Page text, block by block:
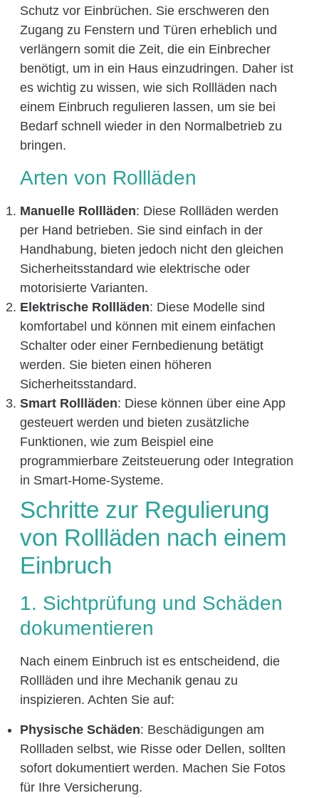
Schutz vor Einbrüchen. Sie erschweren den
Zugang zu Fenstern und Türen erheblich und
verlängern somit die Zeit, die ein Einbrecher
benötigt, um in ein Haus einzudringen. Daher ist
es wichtig zu wissen, wie sich Rollläden nach
einem Einbruch regulieren lassen, um sie bei
Bedarf schnell wieder in den Normalbetrieb zu
bringen.
Arten von Rollläden
Manuelle Rollläden: Diese Rollläden werden
per Hand betrieben. Sie sind einfach in der
Handhabung, bieten jedoch nicht den gleichen
Sicherheitsstandard wie elektrische oder
motorisierte Varianten.
Elektrische Rollläden: Diese Modelle sind
komfortabel und können mit einem einfachen
Schalter oder einer Fernbedienung betätigt
werden. Sie bieten einen höheren
Sicherheitsstandard.
Smart Rollläden: Diese können über eine App
gesteuert werden und bieten zusätzliche
Funktionen, wie zum Beispiel eine
programmierbare Zeitsteuerung oder Integration
in Smart-Home-Systeme.
Schritte zur Regulierung
von Rollläden nach einem
Einbruch
1. Sichtprüfung und Schäden
dokumentieren
Nach einem Einbruch ist es entscheidend, die
Rollläden und ihre Mechanik genau zu
inspizieren. Achten Sie auf:
Physische Schäden: Beschädigungen am
Rollladen selbst, wie Risse oder Dellen, sollten
sofort dokumentiert werden. Machen Sie Fotos
für Ihre Versicherung.